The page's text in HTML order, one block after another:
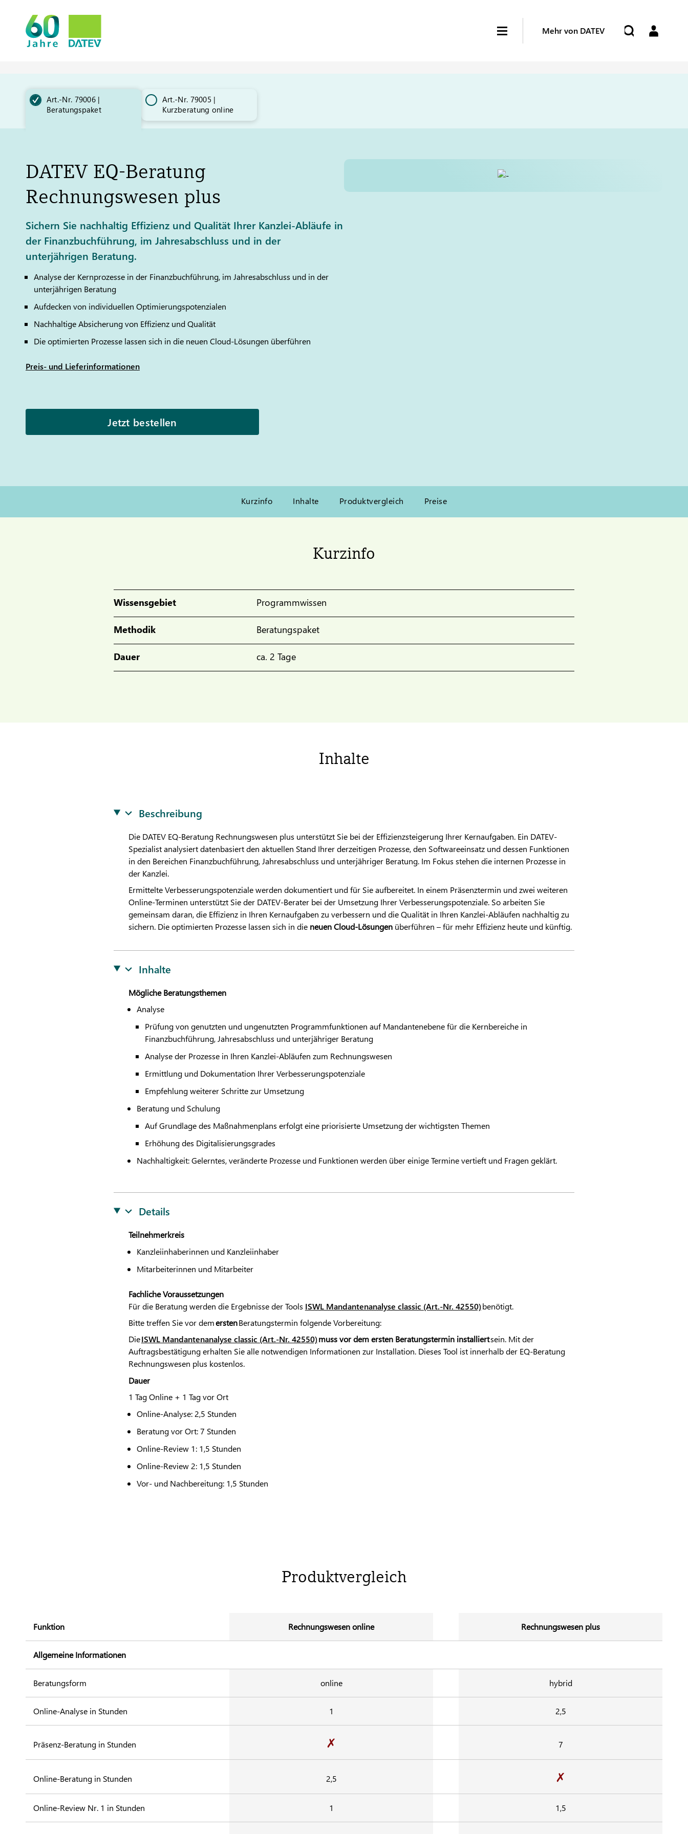
Mehr von DATEV
Art.-Nr. 79006 |
Beratungspaket
Art.-Nr. 79005 |
Kurzberatung online
DATEVEQ-Beratung
Rechnungswesen plus
Sichern Sie nachhaltig Effizienz und Qualität Ihrer Kanzlei-Abläufe in
der Finanzbuchführung, im Jahresabschluss und in der
unterjährigen Beratung.
Analyse der Kernprozesse in der Finanzbuchführung, im Jahresabschluss und in der
unterjährigen Beratung
Aufdecken von individuellen Optimierungspotenzialen
Nachhaltige Absicherung von Effizienz und Qualität
Die optimierten Prozesse lassen sich in die neuen Cloud-Lösungen überführen
Preis- und Lieferinformationen
Jetzt bestellen
Kurzinfo Inhalte Produktvergleich Preise
Kurzinfo
Wissensgebiet Programmwissen
Methodik Beratungspaket
Dauer ca. 2 Tage
Inhalte
Beschreibung
Die DATEVEQ-Beratung Rechnungswesen plus unterstützt Sie bei der Effizienzsteigerung Ihrer Kernaufgaben. Ein DATEV-
Spezialist analysiert datenbasiert den aktuellen Stand Ihrer derzeitigen Prozesse, den Softwareeinsatz und dessen Funktionen
in den Bereichen Finanzbuchführung, Jahresabschluss und unterjähriger Beratung. Im Fokus stehen die internen Prozesse in
der Kanzlei.
Ermittelte Verbesserungspotenziale werden dokumentiert und für Sie aufbereitet. In einem Präsenztermin und zwei weiteren
Online-Terminen unterstützt Sie der DATEV-Berater bei der Umsetzung Ihrer Verbesserungspotenziale. So arbeiten Sie
gemeinsam daran, die Effizienz in Ihren Kernaufgaben zu verbessern und die Qualität in Ihren Kanzlei-Abläufen nachhaltig zu
sichern. Die optimierten Prozesse lassen sich in die neuen Cloud-Lösungenüberführen – für mehr Effizienz heute und künftig.
Inhalte
Mögliche Beratungsthemen
Analyse
Prüfung von genutzten und ungenutzten Programmfunktionen auf Mandantenebene für die Kernbereiche in
Finanzbuchführung, Jahresabschluss und unterjähriger Beratung
Analyse der Prozesse in Ihren Kanzlei-Abläufen zum Rechnungswesen
Ermittlung und Dokumentation Ihrer Verbesserungspotenziale
Empfehlung weiterer Schritte zur Umsetzung
Beratung und Schulung
Auf Grundlage des Maßnahmenplans erfolgt eine priorisierte Umsetzung der wichtigsten Themen
Erhöhung des Digitalisierungsgrades
Nachhaltigkeit: Gelerntes, veränderte Prozesse und Funktionen werden über einige Termine vertieft und Fragen geklärt.
Details
Teilnehmerkreis
Kanzleiinhaberinnen und Kanzleiinhaber
Mitarbeiterinnen und Mitarbeiter
Fachliche Voraussetzungen
Für die Beratung werden die Ergebnisse der Tools ISWL Mandantenanalyse classic (Art.-Nr. 42550)benötigt.
Bitte treffen Sie vor demerstenBeratungstermin folgende Vorbereitung:
DieISWL Mandantenanalyse classic (Art.-Nr. 42550)muss vor dem ersten Beratungstermin installiertsein. Mit der
Auftragsbestätigung erhalten Sie alle notwendigen Informationen zur Installation. Dieses Tool ist innerhalb der EQ-Beratung
Rechnungswesen plus kostenlos.
Dauer
1 Tag Online + 1 Tag vor Ort
Online-Analyse: 2,5 Stunden
Beratung vor Ort: 7 Stunden
Online-Review 1: 1,5 Stunden
Online-Review 2: 1,5 Stunden
Vor- und Nachbereitung: 1,5 Stunden
Produktvergleich
Funktion Rechnungswesen online Rechnungswesen plus
Allgemeine Informationen
Beratungsform online hybrid
Online-Analyse in Stunden 1 2,5
Präsenz-Beratung in Stunden ✗ 7
Online-Beratung in Stunden 2,5 ✗
Online-Review Nr. 1 in Stunden 1 1,5